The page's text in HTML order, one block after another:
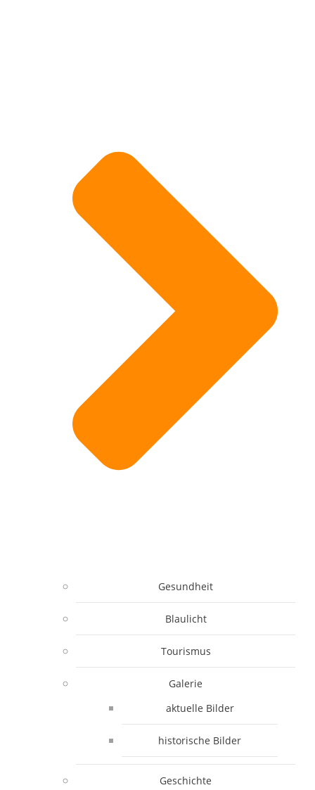
Gesundheit
Blaulicht
Tourismus
Galerie
aktuelle Bilder
historische Bilder
Geschichte